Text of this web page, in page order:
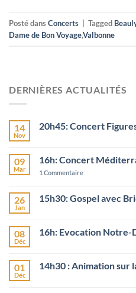
Posté dansConcerts Tagged
Dame de Bon Voyage,Valbonne
DERNIÈRES ACTUALITÉS
14
Nov
20h45: Concert
09
Mar
16h: Concert
1 Commentaire
26
Jan
15h30: Gospel avec
08
Déc
16h: Evocation Notre-
01
Déc
14h30 : Animation sur